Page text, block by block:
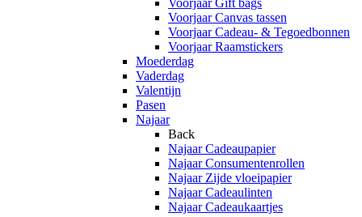
Voorjaar Gift bags
Voorjaar Canvas tassen
Voorjaar Cadeau- & Tegoedbonnen
Voorjaar Raamstickers
Moederdag
Vaderdag
Valentijn
Pasen
Najaar
Back
Najaar Cadeaupapier
Najaar Consumentenrollen
Najaar Zijde vloeipapier
Najaar Cadeaulinten
Najaar Cadeaukaartjes